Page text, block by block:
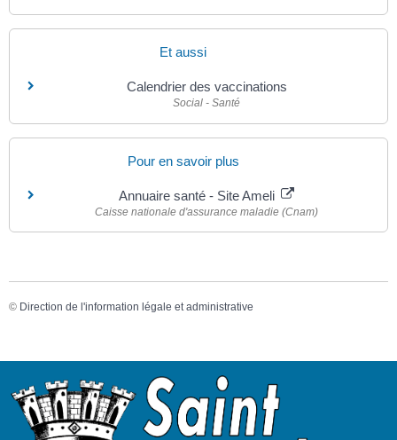
Et aussi
Calendrier des vaccinations
Social - Santé
Pour en savoir plus
Annuaire santé - Site Ameli
Caisse nationale d'assurance maladie (Cnam)
© Direction de l'information légale et administrative